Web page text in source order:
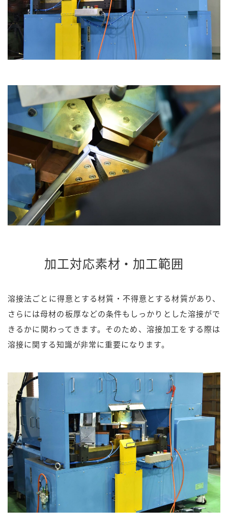
加工対応素材・加工範囲
溶接法ごとに得意とする材質・不得意とする材質があり、
さらには母材の板厚などの条件もしっかりとした溶接がで
きるかに関わってきます。そのため、溶接加工をする際は
溶接に関する知識が非常に重要になります。